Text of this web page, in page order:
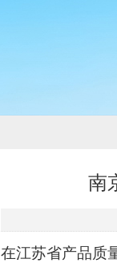
南
在江苏省产品质